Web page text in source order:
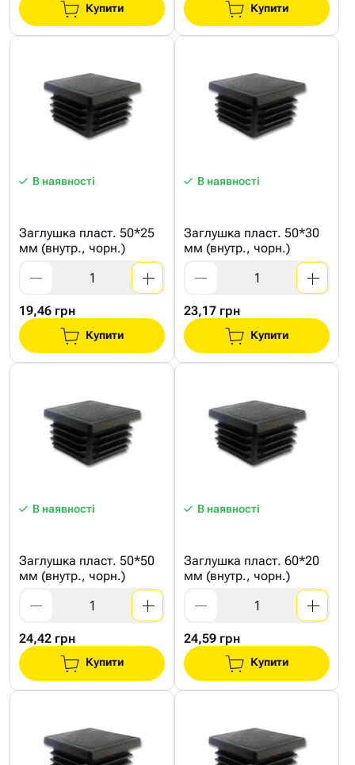
Купити Купити
В наявності
Заглушка пласт. 50*25
мм (внутр., чорн.)
19,46 грн
Купити
В наявності
Заглушка пласт. 50*30
мм (внутр., чорн.)
23,17 грн
Купити
В наявності
Заглушка пласт. 50*50
мм (внутр., чорн.)
24,42 грн
Купити
В наявності
Заглушка пласт. 60*20
мм (внутр., чорн.)
24,59 грн
Купити